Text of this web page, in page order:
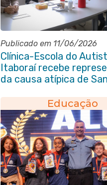
Publicado em 11/06/2026
Clínica-Escola do
Itaboraí recebe
da causa atípica de
Educação